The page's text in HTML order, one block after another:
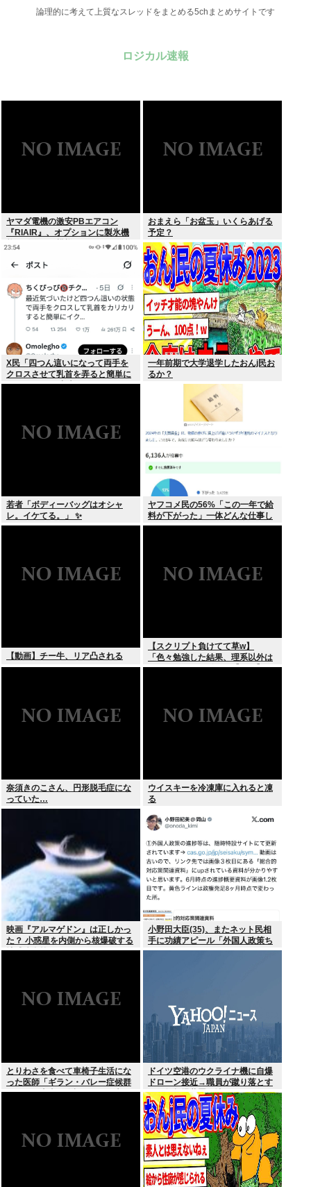
論理的に考えて上質なスレッドをまとめる5chまとめサイトです
ロジカル速報
ヤマダ電機の激安PBエアコン
『RIAIR』、オプションに製氷機
能も付いてた模様www
おまえら「お盆玉」いくらあげる
予定？
X民「四つん這いになって両手を
クロスさせて乳首を弄ると簡単に
イケる」 これ出来ないヤツはゲイ
一年前期で大学退学したおんj民お
るか？
若者「ボディーバッグはオシャ
レ。イケてる。」 ✨
ヤフコメ民の56%「この一年で給
料が下がった」一体どんな仕事し
てんだよこいつら！？
【動画】チー牛、リア凸される
【スクリプト負けてて草w】
「色々勉強した結果、理系以外は
エラー品だと気付いた【ガチ】」
奈須きのこさん、円形脱毛症にな
っていた…
ウイスキーを冷凍庫に入れると凍
る
映画『アルマゲドン』は正しかっ
た？ 小惑星を内側から核爆破する
地球防衛策
小野田大臣(35)、またネット民相
手に功績アピール「外国人政策ち
ゃんとやってます」www
とりわさを食べて車椅子生活にな
った医師「ギラン・バレー症候群
になって本当に絶望。死んだ方が
ドイツ空港のウクライナ機に自爆
ドローン接近→職員が蹴り落とす
→偶然起爆装置が壊れセーフ